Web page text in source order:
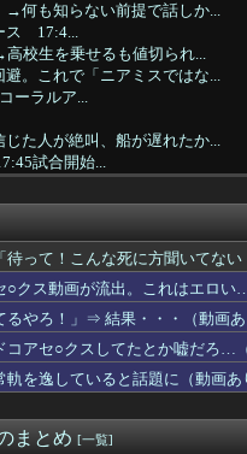
→何も知らない前提で話しか...
ス 17:4...
校生を乗せるも値切られ...
。これで「ニアミスではな...
ーラルア...
た人が絶叫、船が遅れたか...
試合開始...
これは年収爆上が...
し取られる…
るやん
てバウムクーヘン売ったり...
レw」⇒ｗｗｗ
ｗｗｗｗｗｗｗ
いに発行部数が100万...
開始！サンタアニタパーク...
あ゛？」
月後……たまたま見た身分証...
全く親しくないのに2...
待って！こんな死に方聞いてな
○クス動画が流出。これはエロい
るやろ！」⇒ 結果・・・（動画あ
コアセ○クスしてたとか嘘だろ…
を逸していると話題に（動画あ
まとめ [一覧]